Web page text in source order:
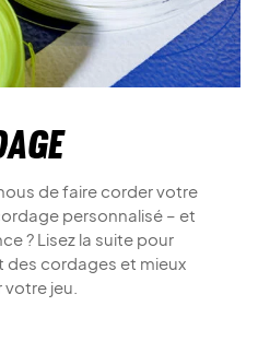
de faire corder votre
personnalisé – et
? Lisez la suite pour
des cordages et mieux
jeu.